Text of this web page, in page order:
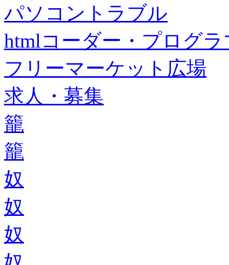
パソコントラブル
htmlコーダー・プログラ
フリーマーケット広場
求人・募集
籠
籠
奴
奴
奴